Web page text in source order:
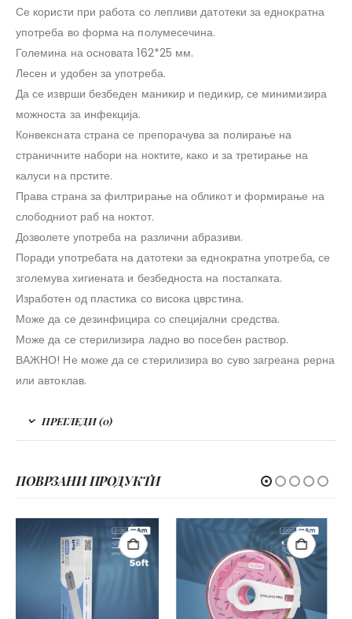
Се користи при работа со лепливи датотеки за еднократна
употреба во форма на полумесечина.
Големина на основата 162*25 мм.
Лесен и удобен за употреба.
Да се ​​изврши безбеден маникир и педикир, се минимизира
можноста за инфекција.
Конвексната страна се препорачува за полирање на
страничните набори на ноктите, како и за третирање на
калуси на прстите.
Права страна за филтрирање на обликот и формирање на
слободниот раб на ноктот.
Дозволете употреба на различни абразиви.
Поради употребата на датотеки за еднократна употреба, се
зголемува хигиената и безбедноста на постапката.
Изработен од пластика со висока цврстина.
Може да се дезинфицира со специјални средства.
Може да се стерилизира ладно во посебен раствор.
ВАЖНО! Не може да се стерилизира во суво загреана рерна
или автоклав.
ПРЕГЛЕДИ (0)
ПОВРЗАНИ ПРОДУКТИ